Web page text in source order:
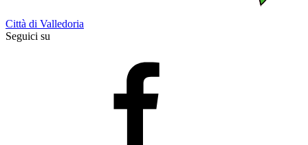
Città di Valledoria
Seguici su